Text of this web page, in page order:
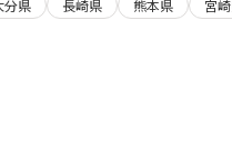
分県 長崎県 熊本県 宮